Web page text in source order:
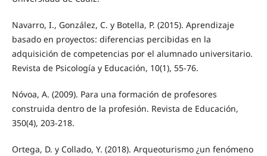
Navarro, I., González, C. y Botella, P. (2015). Aprendizaje
basado en proyectos: diferencias percibidas en la
adquisición de competencias por el alumnado universitario.
Revista de Psicología y Educación, 10(1), 55-76.
Nóvoa, A. (2009). Para una formación de profesores
construida dentro de la profesión. Revista de Educación,
350(4), 203-218.
Ortega, D. y Collado, Y. (2018). Arqueoturismo ¿un fenómeno